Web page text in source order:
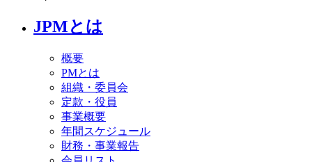
JPMとは
概要
PMとは
組織・委員会
定款・役員
事業概要
年間スケジュール
財務・事業報告